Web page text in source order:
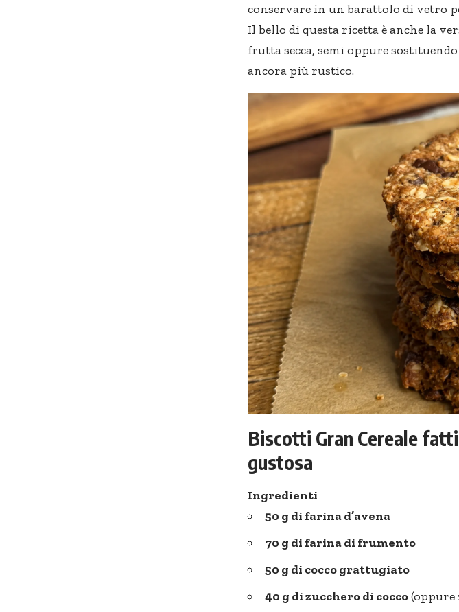
conservare in un barattolo di vetro
Il bello di questa ricetta è anche la
frutta secca, semi oppure
ancora più rustico.
Biscotti Gran Cereale
gustosa
Ingredienti
50 g di farina d’avena
70 g di farina di frumento
50 g di cocco grattugiato
40 g di zucchero di cocco(oppure